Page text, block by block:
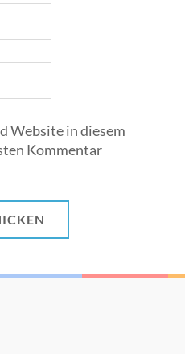
Website in diesem
Kommentar